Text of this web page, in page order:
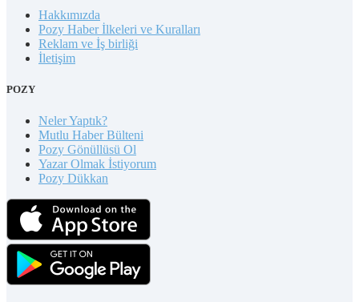
Hakkımızda
Pozy Haber İlkeleri ve Kuralları
Reklam ve İş birliği
İletişim
POZY
Neler Yaptık?
Mutlu Haber Bülteni
Pozy Gönüllüsü Ol
Yazar Olmak İstiyorum
Pozy Dükkan